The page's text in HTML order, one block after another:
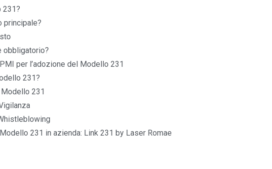
231?
principale?
obbligatorio?
per l’adozione del Modello 231
231?
231
231 in azienda: Link 231 by Laser Romae